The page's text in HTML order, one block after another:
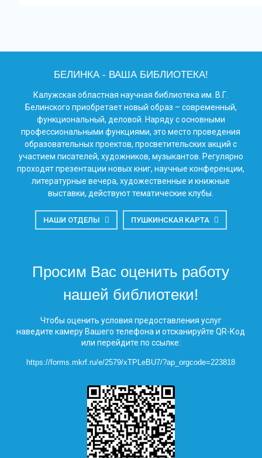
БЕЛИНКА - ВАША БИБЛИОТЕКА!
Калужская областная научная библиотека им. В.Г.
Белинского приобретает новый образ – современный,
функциональный, деловой. Наряду с основными
профессиональными функциями, это место проведения
образовательных проектов, просветительских акций с
участием писателей, художников, музыкантов. Регулярно
проходят презентации новых книг, научные конференции,
литературные вечера, художественные и книжные
выставки, действуют тематические клубы.
НАШИ ОТДЕЛЫ ПУШКИНСКАЯ КАРТА
Просим Вас оценить работу
нашей библиотеки!
Чтобы оценить условия предоставления услуг
наведите камеру Вашего телефона и отсканируйте QR-Код
или перейдите по ссылке:
https://forms.mkrf.ru/e/2579/xTPLeBU7/?ap_orgcode=223818